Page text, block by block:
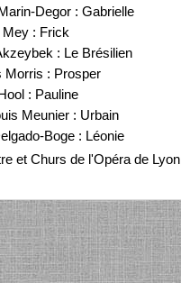
Degor : Gabrielle
: Frick
: Le Brésilien
Morris : Prosper
: Pauline
Meunier : Urbain
Boge : Léonie
et Churs de l'Opéra de Lyon